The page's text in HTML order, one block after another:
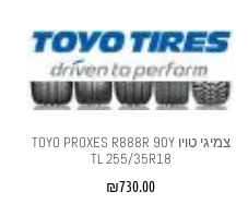
צמיגי טויו TOYO PROXES R888R 90Y
TL 255/35R18
₪730.00